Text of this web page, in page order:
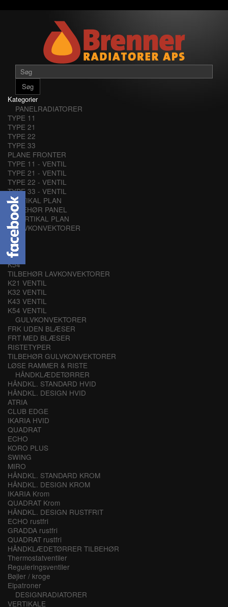
Søg
Kategorier
PANELRADIATORER
TYPE 11
TYPE 21
TYPE 22
TYPE 33
PLANE FRONTER
TYPE 11 - VENTIL
TYPE 21 - VENTIL
TYPE 22 - VENTIL
TYPE 33 - VENTIL
VERTIKAL PLAN
TILBEHØR PANEL
VERTIKAL PLAN
LAVKONVEKTORER
K21
K32
K43
K54
TILBEHØR LAVKONVEKTORER
K21 VENTIL
K32 VENTIL
K43 VENTIL
K54 VENTIL
GULVKONVEKTORER
FRK UDEN BLÆSER
FRT MED BLÆSER
RISTETYPER
TILBEHØR GULVKONVEKTORER
LØSE RAMMER & RISTE
HÅNDKLÆDETØRRER
HÅNDKL. STANDARD HVID
HÅNDKL. DESIGN HVID
ATRIA
CLUB EDGE
IKARIA HVID
QUADRAT
ECHO
KORO PLUS
SWING
MIRO
HÅNDKL. STANDARD KROM
HÅNDKL. DESIGN KROM
IKARIA Krom
QUADRAT Krom
HÅNDKL. DESIGN RUSTFRIT
ECHO rustfri
GRADDA rustfri
QUADRAT rustfri
HÅNDKLÆDETØRRER TILBEHØR
Thermostatventiler
Reguleringsventiler
Bøjler / kroge
Elpatroner
DESIGNRADIATORER
VERTIKALE